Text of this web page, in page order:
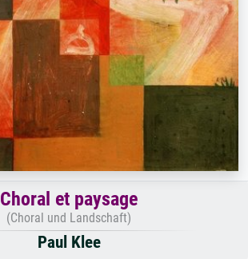
Choral et paysage
(Choral und Landschaft)
Paul Klee